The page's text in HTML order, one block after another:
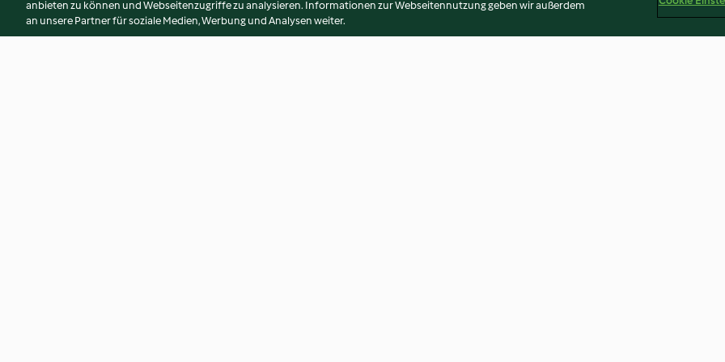
anbieten zu können und Webseitenzugriffe zu analysieren. Informationen zur Webseitennutzung geben wir außerdem
an unsere Partner für soziale Medien, Werbung und Analysen weiter.